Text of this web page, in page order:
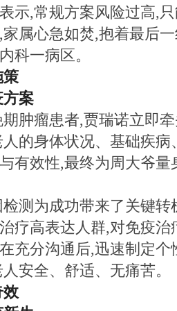
示,常规方案风险过高,
属心急如焚,抱着最后
科一病区。
策
案
肿瘤患者,贾瑞诺立即
的身体状况、基础疾病
有效性,最终为周大爷量
测为成功带来了关键转
疗高表达人群,对免疫
充分沟通后,迅速制定个
安全、舒适、无痛苦。
效